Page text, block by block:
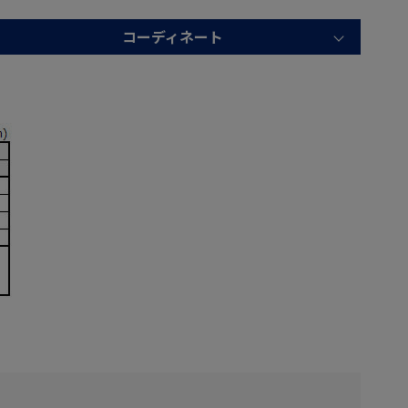
コーディネート